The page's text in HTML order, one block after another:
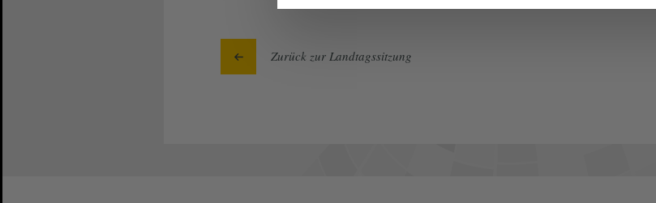
Zurück zur Landtagssitzung